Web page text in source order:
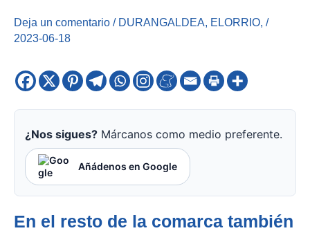
Deja un comentario / DURANGALDEA, ELORRIO, /
2023-06-18
¿Nos sigues? Márcanos como medio preferente.
Añádenos en Google
En el resto de la comarca también